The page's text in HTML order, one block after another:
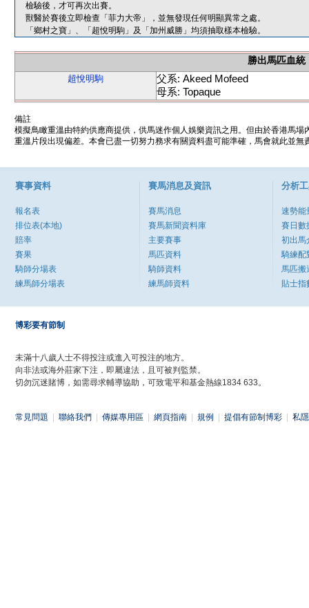
檢驗後，才可再次出賽。
獸醫於賽後立即檢查「菲力大帝」，並無發現任何明顯異常之處。
「鄉村之寶」、「超悅明駒」及「加州威勝」均須抽取樣本檢驗。
勝出馬匹血統
超悅明駒
父系: Akeed Mofeed
母系: Topaque
備註
模擬鳥瞰重溫由特約供應商提供，供馬迷作個人娛樂資訊之用。但由於香港馬
重溫片段出現偏差。本會已盡一切努力務求有關資料盡可能準確，馬會就此並
賽事資料
報名表
排位表(本地)
賠率
賽果
騎師分場表
練馬師分場表
賽馬消息及資訊
賽馬消息
賽馬新聞資料庫
主要賽事
馬匹資料
騎師資料
練馬師資料
分析
速勢能
賽日數
初出馬
騎練配
馬匹搬
貼士指
博彩要有節制
未滿十八歲人士不得投注或進入可投注的地方。
向非法或海外莊家下注，即屬違法，且可被判監禁。
切勿沉迷賭博，如需尋求輔導協助，可致電平和基金熱線1834 633。
常見問題 聯絡我們 傳媒專用區 網頁指南 規例 提倡有節制博彩 私